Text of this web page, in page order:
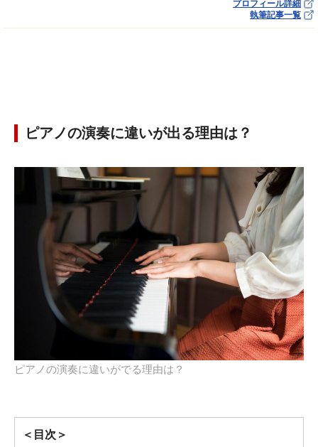
プロフィール詳細
執筆記事一覧
ピアノの演奏に違いが出る理由は？
ピアノの演奏に違いがでる理由は？
＜目次＞